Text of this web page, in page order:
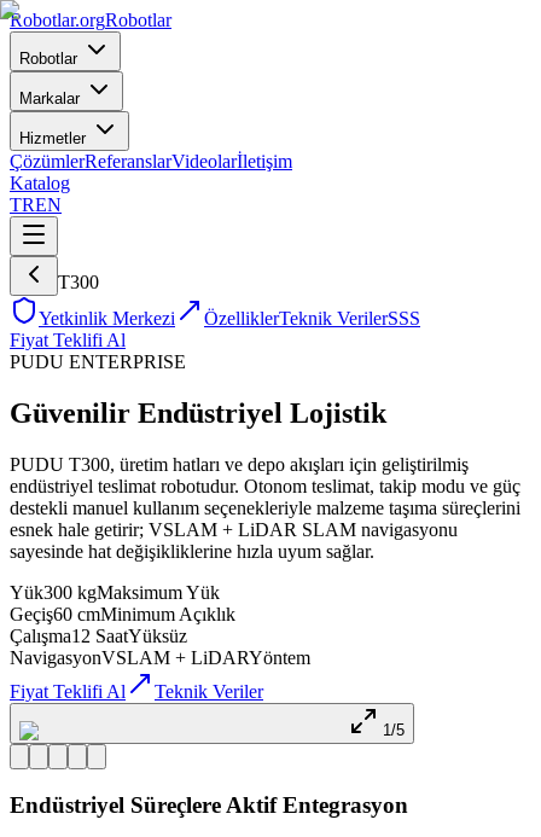
Robotlar.orgRobotlar
Robotlar
Markalar
Hizmetler
ÇözümlerReferanslarVideolarİletişim
Katalog
TREN
T300
Yetkinlik Merkezi
ÖzelliklerTeknik VerilerSSS
Fiyat Teklifi Al
PUDU ENTERPRISE
Güvenilir Endüstriyel Lojistik
PUDU T300, üretim hatları ve depo akışları için geliştirilmiş
endüstriyel teslimat robotudur. Otonom teslimat, takip modu ve güç
destekli manuel kullanım seçenekleriyle malzeme taşıma süreçlerini
esnek hale getirir; VSLAM + LiDAR SLAM navigasyonu
sayesinde hat değişikliklerine hızla uyum sağlar.
Yük300 kgMaksimum Yük
Geçiş60 cmMinimum Açıklık
Çalışma12 SaatYüksüz
NavigasyonVSLAM + LiDARYöntem
Fiyat Teklifi Al
Teknik Veriler
1/5
Endüstriyel Süreçlere Aktif Entegrasyon